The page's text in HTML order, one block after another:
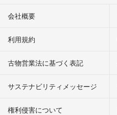
会社概要
利用規約
古物営業法に基づく表記
サステナビリティメッセージ
権利侵害について